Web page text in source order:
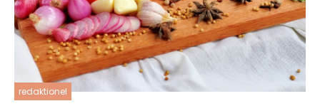
redaktionel